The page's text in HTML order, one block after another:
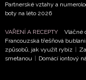
podmínkami
potvrzujete, že jste
ochrany soukromí
Vašimi údaji
vyhodnocení akce a
Partnerské vztahy a
boty na léto 2026
VAŘENÍ A RECEPTY Vláčné
Francouzská třešňová
způsobů, jak využít rybíz
smetanou
Domácí iontový